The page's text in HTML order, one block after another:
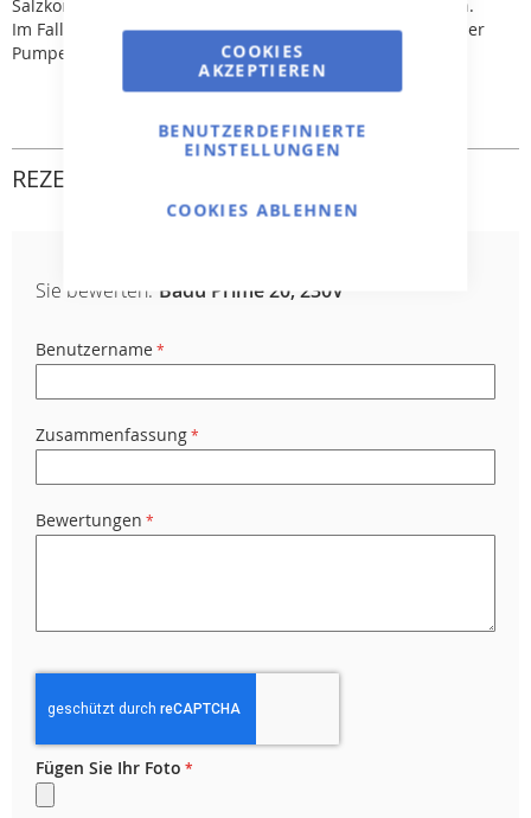
COOKIES
AKZEPTIEREN
BENUTZERDEFINIERTE
EINSTELLUNGEN
COOKIES ABLEHNEN
Salzkonzentration von 0,5 %, d.h. 5 g/l, verwendet werden.
Im Falle höherer Konzentrationen ist die Verwendung einer
Pumpe mit der Kennzeichnung „AK“ erforderlich.
REZENSIONEN
Sie bewerten: Badu Prime 20, 230V
Benutzername
Zusammenfassung
Bewertungen
Fügen Sie Ihr Foto